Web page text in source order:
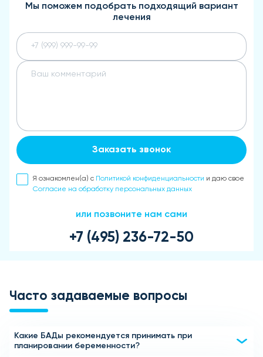
Мы поможем подобрать подходящий вариант
лечения
Заказать звонок
Я ознакомлен(а) с Политикой конфиденциальности и даю свое
Согласие на обработку персональных данных
или позвоните нам сами
+7 (495) 236-72-50
Часто задаваемые вопросы
Какие БАДы рекомендуется принимать при
планировании беременности?